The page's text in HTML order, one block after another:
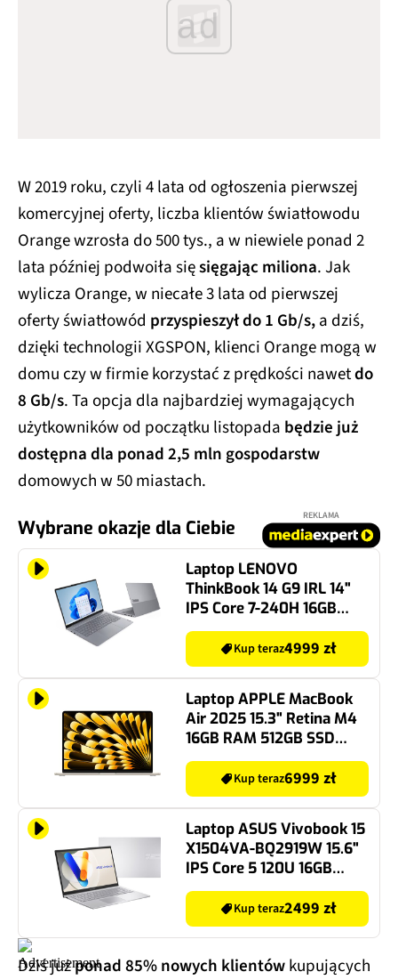
ad
W 2019 roku, czyli 4 lata od ogłoszenia pierwszej
komercyjnej oferty, liczba klientów światłowodu
Orange wzrosła do 500 tys., a w niewiele ponad 2
lata później podwoiła sięsięgając miliona. Jak
wylicza Orange, w niecałe 3 lata od pierwszej
oferty światłowód przyspieszył do 1 Gb/s,a dziś,
dzięki technologii XGSPON, klienci Orange mogą w
domu czy w firmie korzystać z prędkości nawetdo
8 Gb/s. Ta opcja dla najbardziej wymagających
użytkowników od początku listopada będzie już
dostępna dla ponad 2,5 mln gospodarstw
domowych w 50 miastach.
Wybrane okazje dla Ciebie
REKLAMA
Laptop LENOVO
ThinkBook 14 G9 IRL 14"
IPS Core 7-240H 16GB
RAM 512GB SSD Windows
11 Professional
Kup teraz4999 zł
Laptop APPLE MacBook
Air 2025 15.3" Retina M4
16GB RAM 512GB SSD
macOS Księżycowa
poświataKup teraz6999 zł
Laptop ASUS Vivobook 15
X1504VA-BQ2919W 15.6"
IPS Core 5 120U 16GB
RAM 512GB SSD Windows
11 HomeKup teraz2499 zł
Dziś jużponad 85% nowych klientówkupujących